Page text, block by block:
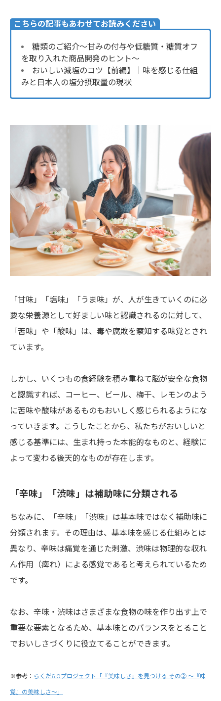
こちらの記事もあわせてお読みください
糖類のご紹介〜甘みの付与や低糖質・糖質オフ
を取り入れた商品開発のヒント〜
おいしい減塩のコツ【前編】｜味を感じる仕組
みと日本人の塩分摂取量の現状
「甘味」「塩味」「うま味」が、人が生きていくのに必
要な栄養源として好ましい味と認識されるのに対して、
「苦味」や「酸味」は、毒や腐敗を察知する味覚とされ
ています。
しかし、いくつもの食経験を積み重ねて脳が安全な食物
と認識すれば、コーヒー、ビール、梅干、レモンのよう
に苦味や酸味があるものもおいしく感じられるようにな
っていきます。こうしたことから、私たちがおいしいと
感じる基準には、生まれ持った本能的なものと、経験に
よって変わる後天的なものが存在します。
「辛味」「渋味」は補助味に分類される
ちなみに、「辛味」「渋味」は基本味ではなく補助味に
分類されます。その理由は、基本味を感じる仕組みとは
異なり、辛味は痛覚を通じた刺激、渋味は物理的な収れ
ん作用（痺れ）による感覚であると考えられているため
です。
なお、辛味・渋味はさまざまな食物の味を作り出す上で
重要な要素となるため、基本味とのバランスをとること
でおいしさづくりに役立てることができます。
※参考： らくだ6.0プロジェクト「『美味しさ』を見つける その② 〜『味
覚』の美味しさ～」